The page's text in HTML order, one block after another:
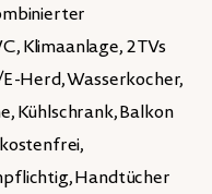
Klimaanlage, 2 TVs
Herd, Wasserkocher,
Kühlschrank, Balkon
Handtücher